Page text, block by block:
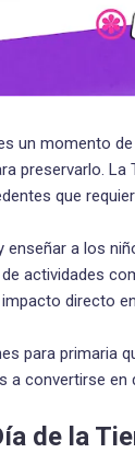
un momento
preservarlo. La
que
a los
actividades
directo
para primaria
a convertirse en
de la